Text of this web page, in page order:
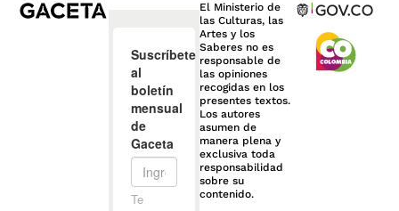
El Ministerio de
las Culturas, las
Artes y los
Saberes no es
responsable de
las opiniones
recogidas en los
presentes textos.
Los autores
asumen de
manera plena y
exclusiva toda
responsabilidad
sobre su
contenido.